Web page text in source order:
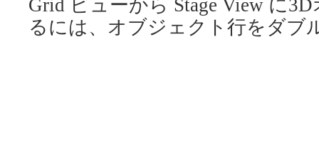
Grid ビューから Stage View に
るには、オブジェクト行をダブ